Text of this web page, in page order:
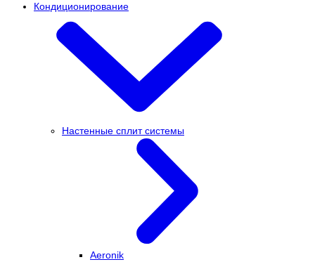
Кондиционирование
Настенные сплит системы
Aeronik